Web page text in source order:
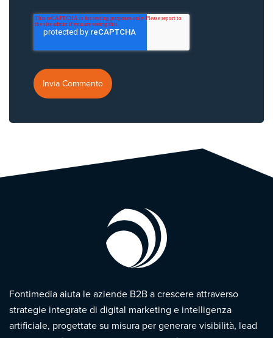
Fontimedia aiuta le aziende B2B a crescere attraverso
strategie integrate di digital marketing e intelligenza
artificiale, progettate su misura per generare visibilità, lead